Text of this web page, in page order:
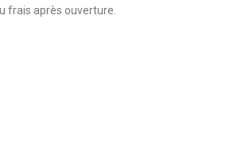
frais après ouverture.